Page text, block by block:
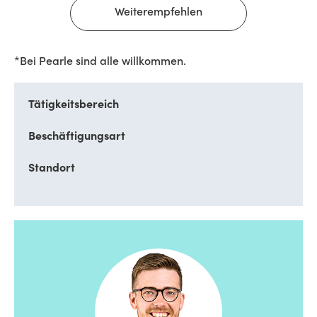
Weiterempfehlen
*Bei Pearle sind alle willkommen.
Tätigkeitsbereich
Beschäftigungsart
Standort